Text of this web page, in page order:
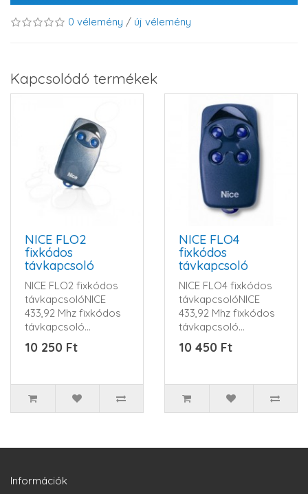
0 vélemény / új vélemény
Kapcsolódó termékek
NICE FLO2
fixkódos
távkapcsoló
NICE FLO2 fixkódos
távkapcsolóNICE
433,92 Mhz fixkódos
távkapcsoló...
10 250 Ft
NICE FLO4
fixkódos
távkapcsoló
NICE FLO4 fixkódos
távkapcsolóNICE
433,92 Mhz fixkódos
távkapcsoló...
10 450 Ft
Információk